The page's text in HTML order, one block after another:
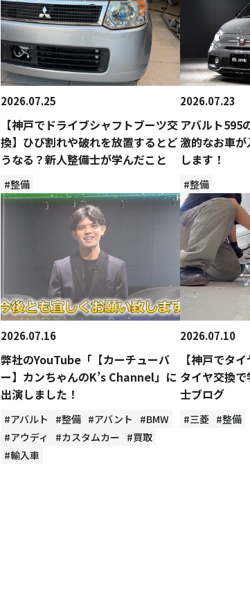
2026.07.25
【神戸でドライブシャフトブーツ交
換】ひび割れや破れを放置するとど
うなる？新人整備士が学んだこと
#整備
2026.07.23
アバルト595
激的なお車
します！
#整備
2026.07.16
弊社のYouTube「【カーチューバ
ー】カンちゃんのK’s Channel」に
出演しました！
#アバルト #整備 #アバント
#BMW
#アウディ
#カスタムカー #買取
#輸入車
2026.07.10
【神戸でタ
タイヤ交換
士ブログ
#三菱 #整備